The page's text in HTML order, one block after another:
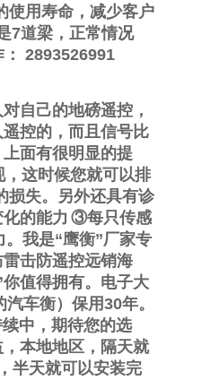
使用寿命，减少客户
7道梁，正常情况
： 2893526991
自己的地磅遥控，
控的，而且信号比
面有很明显的提
，这时候您就可以排
损失。另外还具有诊
的能力 ③每只传感
。我是“鹰衡”厂家专
击防遥控远销海
你值得拥有。电子大
汽车衡）保用30年。
中，期待您的选
本地地区，隔天就
半天就可以安装完